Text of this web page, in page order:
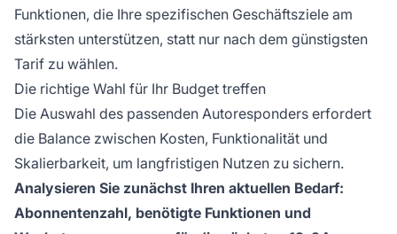
Funktionen, die Ihre spezifischen Geschäftsziele am
stärksten unterstützen, statt nur nach dem günstigsten
Tarif zu wählen.
Die richtige Wahl für Ihr Budget treffen
Die Auswahl des passenden Autoresponders erfordert
die Balance zwischen Kosten, Funktionalität und
Skalierbarkeit, um langfristigen Nutzen zu sichern.
Analysieren Sie zunächst Ihren aktuellen Bedarf:
Abonnentenzahl, benötigte Funktionen und